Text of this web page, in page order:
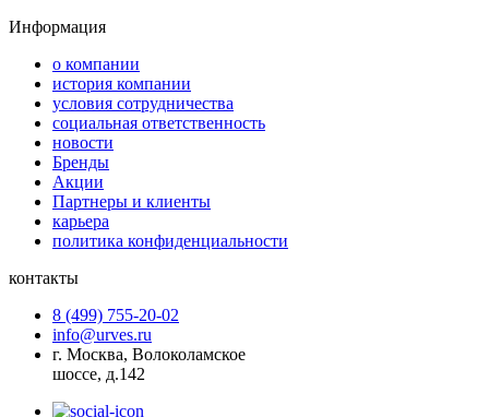
Информация
о компании
история компании
условия сотрудничества
социальная ответственность
новости
Бренды
Акции
Партнеры и клиенты
карьера
политика конфиденциальности
контакты
8 (499) 755-20-02
info@urves.ru
г. Москва, Волоколамское
шоссе, д.142